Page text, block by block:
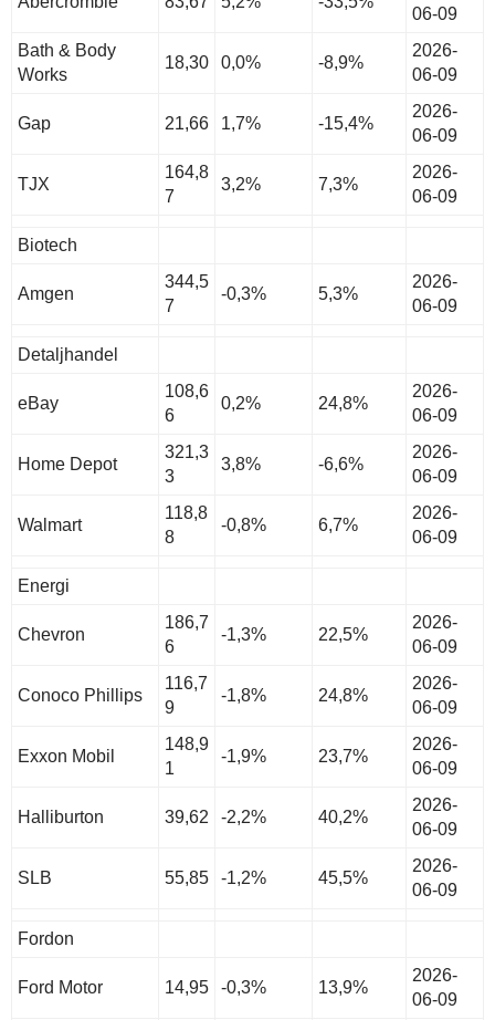
06-09
Bath & Body
Works
18,30 0,0% -8,9%
2026-
06-09
Gap 21,66 1,7% -15,4%
2026-
06-09
TJX
164,8
7
3,2% 7,3%
2026-
06-09
Biotech
Amgen
344,5
7
-0,3% 5,3%
2026-
06-09
Detaljhandel
eBay
108,6
6
0,2% 24,8%
2026-
06-09
Home Depot
321,3
3
3,8% -6,6%
2026-
06-09
Walmart
118,8
8
-0,8% 6,7%
2026-
06-09
Energi
Chevron
186,7
6
-1,3% 22,5%
2026-
06-09
Conoco Phillips
116,7
9
-1,8% 24,8%
2026-
06-09
Exxon Mobil
148,9
1
-1,9% 23,7%
2026-
06-09
Halliburton 39,62 -2,2% 40,2%
2026-
06-09
SLB 55,85 -1,2% 45,5%
2026-
06-09
Fordon
Ford Motor 14,95 -0,3% 13,9%
2026-
06-09